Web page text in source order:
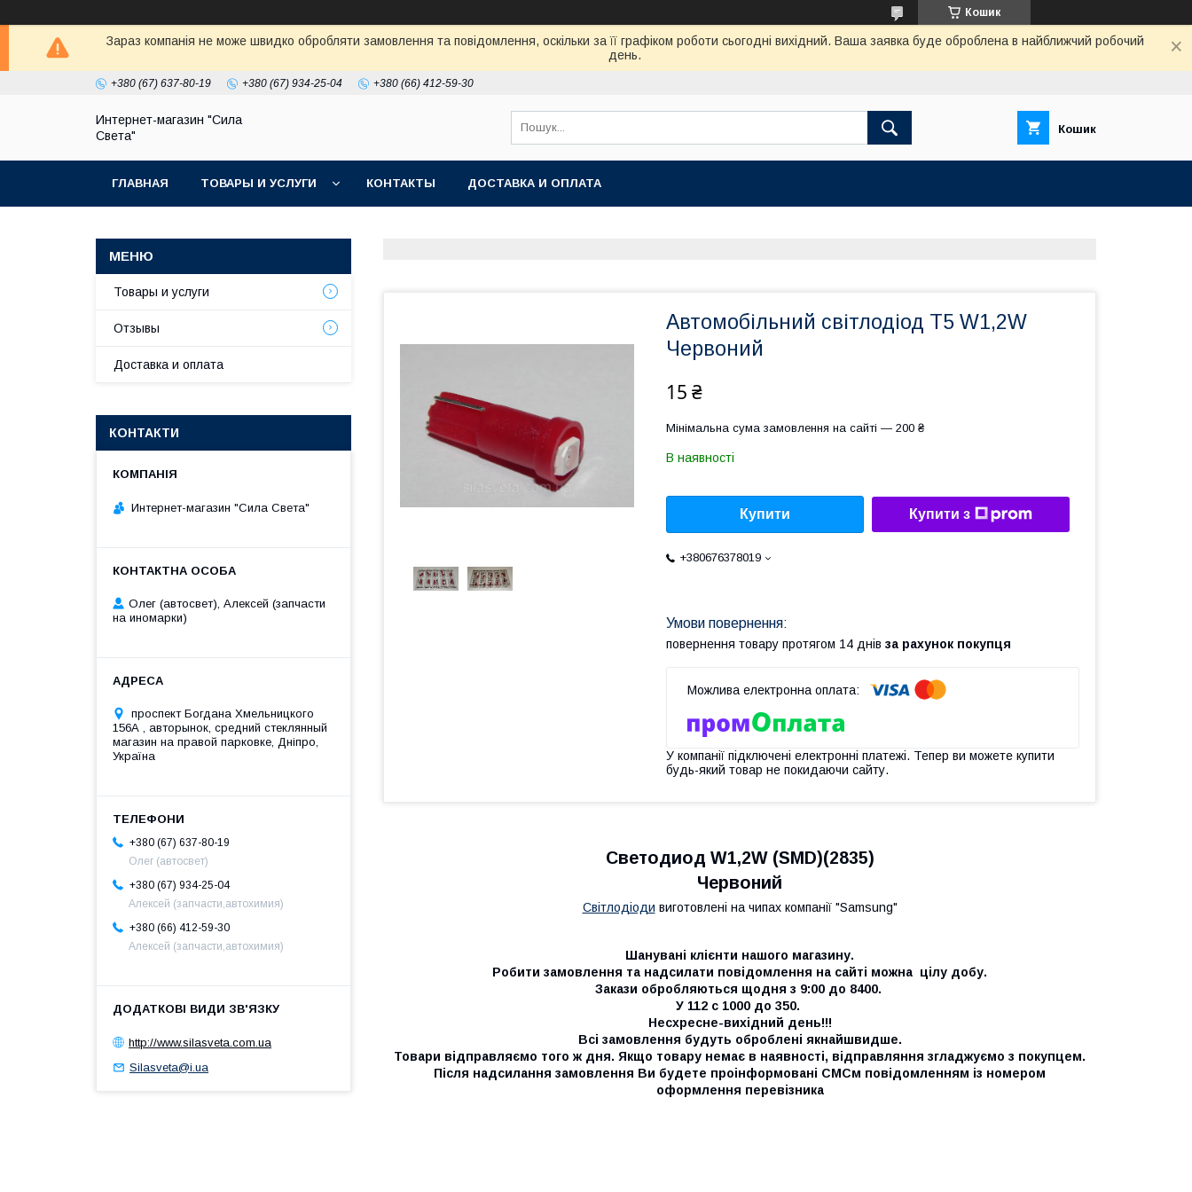
Кошик
Зараз компанія не може швидко обробляти замовлення та повідомлення, оскільки за її графіком роботи сьогодні вихідний. Ваша заявка буде оброблена в найближчий робочий
день.
+380 (67) 637-80-19 +380 (67) 934-25-04 +380 (66) 412-59-30
Интернет-магазин "Сила
Света"
Кошик
ГЛАВНАЯ ТОВАРЫ И УСЛУГИ КОНТАКТЫ ДОСТАВКА И ОПЛАТА
Автомобільний світлодіод T5 W1,2W
Червоний
15 ₴
Мінімальна сума замовлення на сайті — 200 ₴
В наявності
Купити Купити з
+380676378019
повернення товару протягом 14 днів за рахунок покупця
У компанії підключені електронні платежі. Тепер ви можете купити
будь-який товар не покидаючи сайту.
Светодиод W1,2W (SMD)(2835)
Червоний
Світлодіоди виготовлені на чипах компанії "Samsung"
Шанувані клієнти нашого магазину.
Робити замовлення та надсилати повідомлення на сайті можна цілу добу.
Закази обробляються щодня з 9:00 до 8400.
У 112 с 1000 до 350.
Несхресне-вихідний день!!!
Всі замовлення будуть оброблені якнайшвидше.
Товари відправляємо того ж дня. Якщо товару немає в наявності, відправляння згладжуємо з покупцем.
Після надсилання замовлення Ви будете проінформовані СМСм повідомленням із номером
оформлення перевізника
Товары и услуги
Отзывы
Доставка и оплата
КОНТАКТИ
Интернет-магазин "Сила Света"
Олег (автосвет), Алексей (запчасти
на иномарки)
проспект Богдана Хмельницкого
156А , авторынок, средний стеклянный
магазин на правой парковке, Дніпро,
Україна
+380 (67) 637-80-19
Олег (автосвет)
+380 (67) 934-25-04
Алексей (запчасти,автохимия)
+380 (66) 412-59-30
Алексей (запчасти,автохимия)
http://www.silasveta.com.ua
Silasveta@i.ua